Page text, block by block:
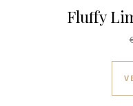
Fluffy